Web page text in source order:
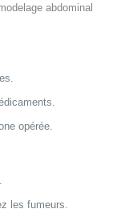
abdominal
opérée.
les fumeurs.